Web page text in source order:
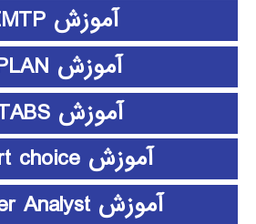
آموزش EMTP
آموزش ePLAN
آموزش ETABS
آموزش expert choice
آموزش Frontier Analyst